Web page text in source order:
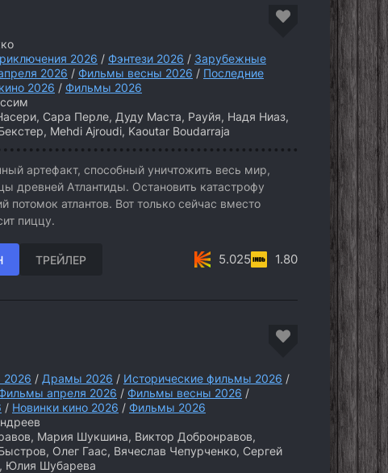
2026 / Фэнтези 2026 / Зарубежные
2026 / Фильмы весны 2026 / Последние
2026 / Фильмы 2026
Сара Перле, Дуду Маста, Рауйя, Надя Ниаз,
Mehdi Ajroudi, Kaoutar Boudarraja
артефакт, способный уничтожить весь мир,
древней Атлантиды. Остановить катастрофу
потомок атлантов. Вот только сейчас вместо
пиццу.
ТРЕЙЛЕР 5.025 1.80
2026 / Драмы 2026 / Исторические фильмы 2026 /
апреля 2026 / Фильмы весны 2026 /
/ Новинки кино 2026 / Фильмы 2026
Мария Шукшина, Виктор Добронравов,
Олег Гаас, Вячеслав Чепурченко, Сергей
Юлия Шубарева